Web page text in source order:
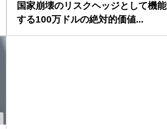
国家崩壊のリスクヘッジとして機能
する100万ドルの絶対的価値...